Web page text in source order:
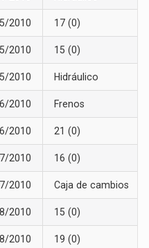
2010 17 (0)
2010 15 (0)
2010 Hidráulico
2010 Frenos
2010 21 (0)
2010 16 (0)
2010 Caja de cambios
2010 15 (0)
2010 19 (0)